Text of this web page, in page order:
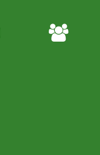
Adhésion
paysan